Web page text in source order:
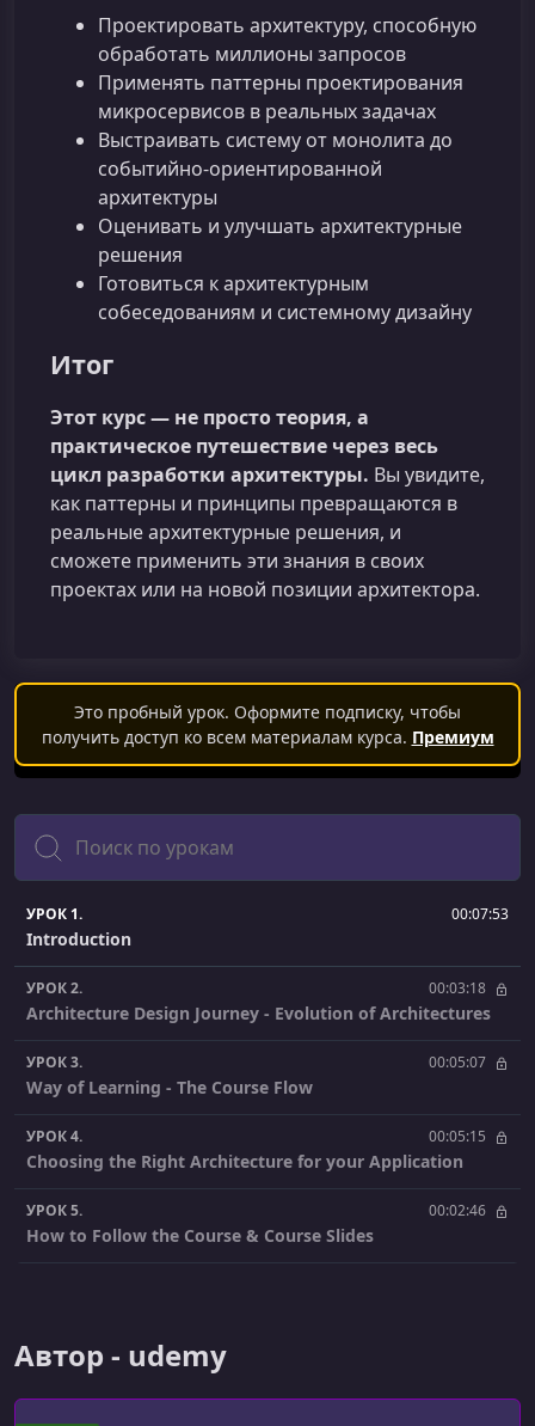
Проектировать архитектуру, способную
обработать миллионы запросов
Применять паттерны проектирования
микросервисов в реальных задачах
Выстраивать систему от монолита до
событийно-ориентированной
архитектуры
Оценивать и улучшать архитектурные
решения
Готовиться к архитектурным
собеседованиям и системному дизайну
Итог
Этот курс — не просто теория, а
практическое путешествие через весь
цикл разработки архитектуры. Вы увидите,
как паттерны и принципы превращаются в
реальные архитектурные решения, и
сможете применить эти знания в своих
проектах или на новой позиции архитектора.
Это пробный урок. Оформите подписку, чтобы
получить доступ ко всем материалам курса. Премиум
Поиск
УРОК 1. 00:07:53
Introduction
УРОК 2. 00:03:18
Architecture Design Journey - Evolution of Architectures
УРОК 3. 00:05:07
Way of Learning - The Course Flow
УРОК 4. 00:05:15
Choosing the Right Architecture for your Application
УРОК 5. 00:02:46
How to Follow the Course & Course Slides
УРОК 7.
Requirement
Автор - udemy